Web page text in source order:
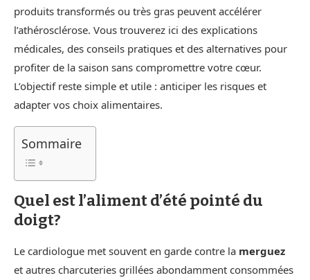
produits transformés ou très gras peuvent accélérer
l’athérosclérose. Vous trouverez ici des explications
médicales, des conseils pratiques et des alternatives pour
profiter de la saison sans compromettre votre cœur.
L’objectif reste simple et utile : anticiper les risques et
adapter vos choix alimentaires.
Sommaire
Quel est l’aliment d’été pointé du
doigt?
Le cardiologue met souvent en garde contre la merguez
et autres charcuteries grillées abondamment consommées